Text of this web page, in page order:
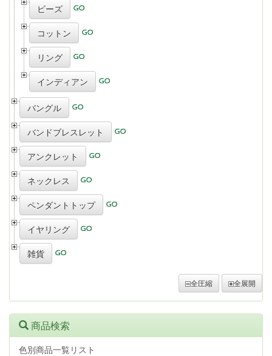
ビーズ
コットン
リング
インディアン
バングル
バンドブレスレット
アンクレット
ネックレス
ペンダントトップ
イヤリング
雑貨
全圧縮 全展開
商品検索
色別商品一覧リスト